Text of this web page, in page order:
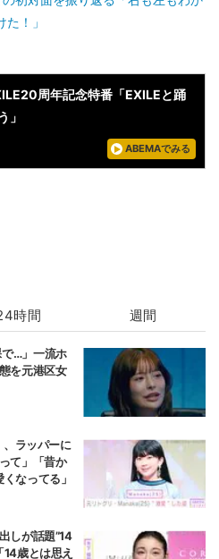
！」
周年記念特番「EXILEと踊
」
ABEMAでみる
時間 週間
で…」一流ホ
を元港区女
ラッパーに
て」「昔か
なってる」
しが話題”14
歳とは思え